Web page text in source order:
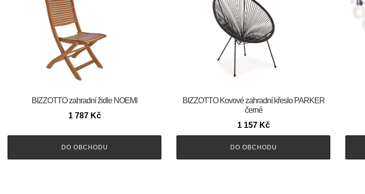
BIZZOTTO zahradní židle NOEMI
1 787 Kč
DO OBCHODU
BIZZOTTO Kovové zahradní křeslo PARKER
černé
1 157 Kč
DO OBCHODU